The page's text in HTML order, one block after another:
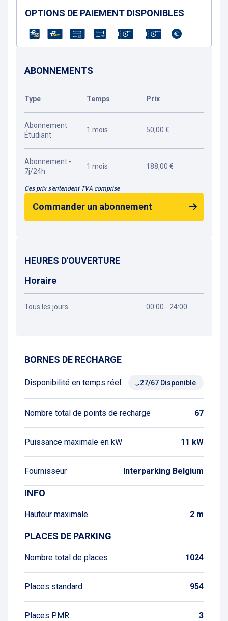
OPTIONS DE PAIEMENT DISPONIBLES
ABONNEMENTS
Type Temps Prix
Abonnement
Étudiant
1 mois 50,00 €
Abonnement -
7j/24h
1 mois 188,00 €
Ces prix s'entendent TVA comprise
Commander un abonnement
HEURES D'OUVERTURE
Horaire
Tous les jours 00:00 - 24:00
BORNES DE RECHARGE
Disponibilité en temps réel 27/67 Disponible
Nombre total de points de recharge 67
Puissance maximale en kW 11 kW
Fournisseur Interparking Belgium
INFO
Hauteur maximale 2 m
PLACES DE PARKING
Nombre total de places 1024
Places standard 954
Places PMR 3